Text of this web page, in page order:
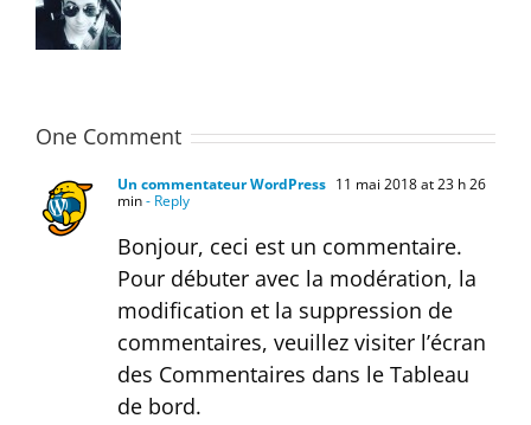
One Comment
Un commentateur WordPress 11 mai 2018 at 23 h 26
min- Reply
Bonjour, ceci est un commentaire.
Pour débuter avec la modération, la
modification et la suppression de
commentaires, veuillez visiter l’écran
des Commentaires dans le Tableau
de bord.